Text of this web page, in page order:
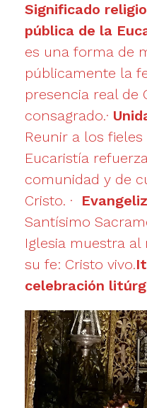
Significado
pública de la
es una forma de
públicamente la
presencia real de
consagrado.·
Reunir a los
Eucaristía
comunidad y de
Cristo. ·
Santísimo
Iglesia muestra
su fe: Cristo vivo.
celebración